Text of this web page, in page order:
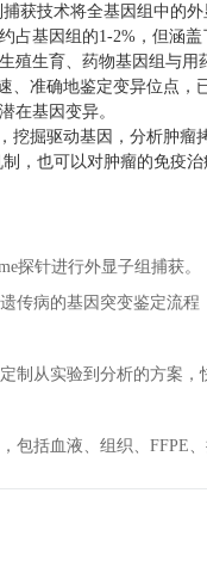
获技术将全基因组中的
占基因组的1-2%，但涵
殖生育、药物基因组与用
准确地鉴定变异位点，
在基因变异。
掘驱动基因，分析肿瘤
，也可以对肿瘤的免疫
探针进行外显子组捕获。
传病的基因突变鉴定流
制从实验到分析的方案
包括血液、组织、FFPE